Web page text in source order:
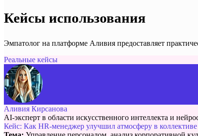
Кейсы использования
Эмпатолог на платформе Аливия предоставляет
Реальные кейсы
Аливия Кирсанова
AI-эксперт в области искусственного интеллекта и
Кейс: Как HR-менеджер улучшил атмосферу в коллективе